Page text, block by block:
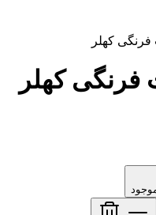
فرنگی کهلر
فرنگی کهلر